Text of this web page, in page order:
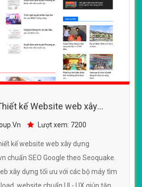
kế Website web xây
Lượt xem: 7200
kế website web xây dựng
chuẩn SEO Google theo Seoquake.
xây dựng tối ưu với các bộ máy tìm
website chuẩn UI - UX giúp tăng